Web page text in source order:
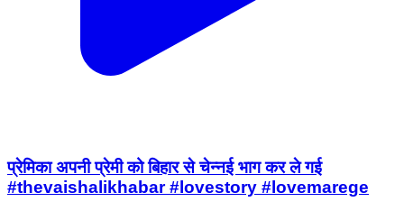
प्रेमिका अपनी प्रेमी को बिहार से चेन्नई भाग कर ले गई
#thevaishalikhabar #lovestory #lovemarege